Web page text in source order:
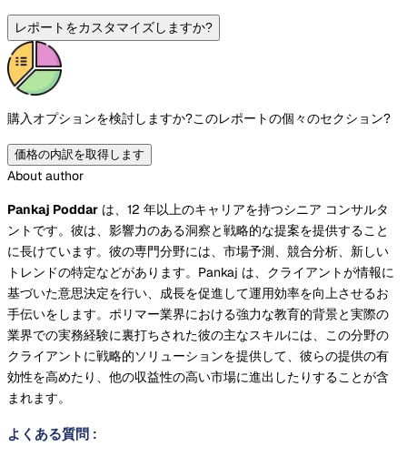
レポートをカスタマイズしますか?
購入オプションを検討しますか?このレポートの個々のセクション?
価格の内訳を取得します
About author
Pankaj Poddar は、12 年以上のキャリアを持つシニア コンサルタ
ントです。彼は、影響力のある洞察と戦略的な提案を提供すること
に長けています。彼の専門分野には、市場予測、競合分析、新しい
トレンドの特定などがあります。Pankaj は、クライアントが情報に
基づいた意思決定を行い、成長を促進して運用効率を向上させるお
手伝いをします。ポリマー業界における強力な教育的背景と実際の
業界での実務経験に裏打ちされた彼の主なスキルには、この分野の
クライアントに戦略的ソリューションを提供して、彼らの提供の有
効性を高めたり、他の収益性の高い市場に進出したりすることが含
まれます。
よくある質問 :